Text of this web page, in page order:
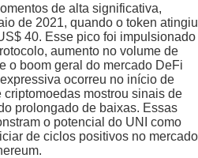
de alta significativa,
de 2021, quando o token atingiu
40. Esse pico foi impulsionado
aumento no volume de
o boom geral do mercado DeFi
ocorreu no início de
mostrou sinais de
prolongado de baixas. Essas
o potencial do UNI como
de ciclos positivos no mercado